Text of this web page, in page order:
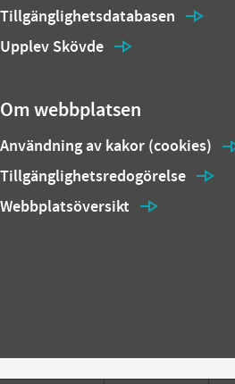
Tillgänglighetsdatabasen
Upplev Skövde
Om webbplatsen
Användning av kakor (cookies)
Tillgänglighetsredogörelse
Webbplatsöversikt